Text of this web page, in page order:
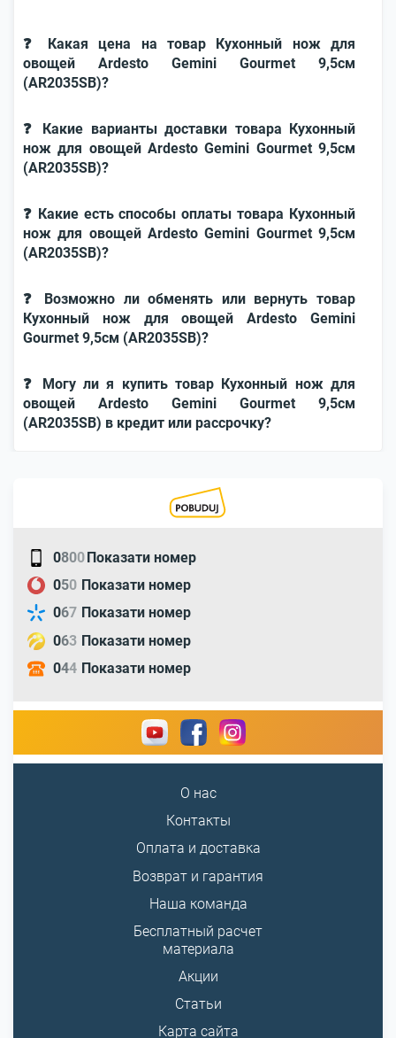
❓ Какая цена на товар Кухонный нож для
овощей Ardesto Gemini Gourmet 9,5см
(AR2035SB)?
❓ Какие варианты доставки товара Кухонный
нож для овощей Ardesto Gemini Gourmet 9,5см
(AR2035SB)?
❓ Какие есть способы оплаты товара Кухонный
нож для овощей Ardesto Gemini Gourmet 9,5см
(AR2035SB)?
❓ Возможно ли обменять или вернуть товар
Кухонный нож для овощей Ardesto Gemini
Gourmet 9,5см (AR2035SB)?
❓ Могу ли я купить товар Кухонный нож для
овощей Ardesto Gemini Gourmet 9,5см
(AR2035SB) в кредит или рассрочку?
0800Показати номер
050 Показати номер
067 Показати номер
063 Показати номер
044 Показати номер
О нас
Контакты
Оплата и доставка
Возврат и гарантия
Наша команда
Бесплатный расчет
материала
Акции
Статьи
Карта сайта